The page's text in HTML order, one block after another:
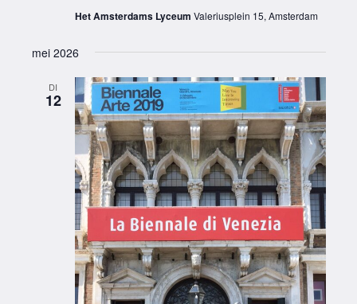
Het Amsterdams Lyceum Valeriusplein 15, Amsterdam
mei 2026
DI
12